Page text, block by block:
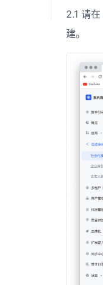
2.1 请在
建。